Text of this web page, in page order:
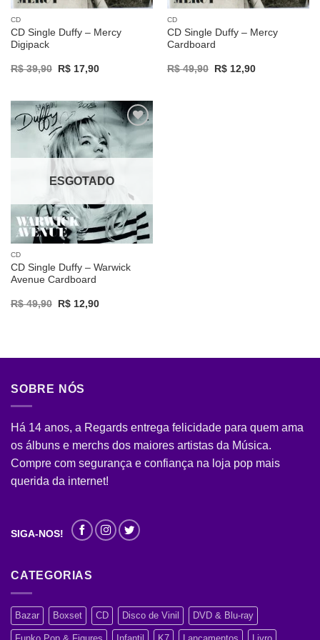
CD
CD Single Duffy – Mercy
Digipack
R$39,90
Original
R$17,90Current
CD
CD Single Duffy – Mercy
Cardboard
R$49,90
Original
R$12,90Current
Adicionar
a lista de
ESGOTADO
CD
CD Single Duffy – Warwick
Avenue Cardboard
R$49,90
Original
R$12,90Current
SOBRE NÓS
Há 14 anos, a Regards entrega felicidade para quem ama
os álbuns e merchs dos maiores artistas da Música.
Compre com segurança e confiança na loja pop mais
querida da internet!
SIGA-NOS!
CATEGORIAS
Bazar Boxset CD Disco de Vinil DVD & Blu-ray